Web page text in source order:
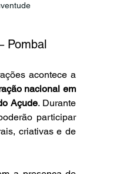
Pombal
nacional em
Açude. Durante
participar
criativas e de